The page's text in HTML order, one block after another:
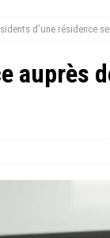
d’une résidence
auprès